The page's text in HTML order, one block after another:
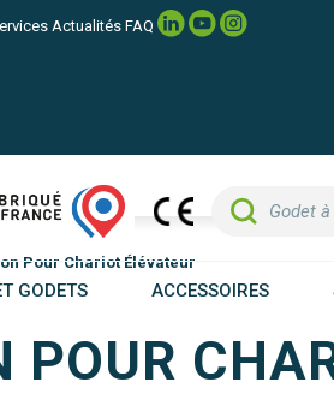
Actualités FAQ
GODETS ACCESSOIRES
Pour Chariot Élévateur
POUR